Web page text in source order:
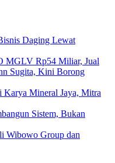
Daging Lewat
MGLV Rp54 Miliar, Jual
Sugita, Kini Borong
Mineral Jaya, Mitra
Sistem, Bukan
Wibowo Group dan